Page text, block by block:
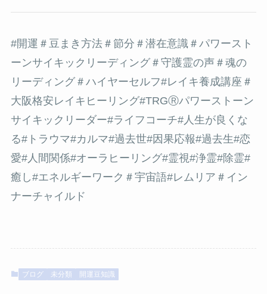
#開運＃豆まき方法＃節分＃潜在意識 ＃パワースト
ーンサイキックリーディング＃守護霊の声＃魂の
リーディング＃ハイヤーセルフ#レイキ養成講座＃
大阪格安レイキヒーリング#TRGⓇパワーストーン
サイキックリーダー#ライフコーチ#人生が良くな
る#トラウマ#カルマ#過去世#因果応報#過去生#恋
愛#人間関係#オーラヒーリング#霊視#浄霊#除霊#
癒し#エネルギーワーク ＃宇宙語#レムリア＃イン
ナーチャイルド
ブログ 未分類 開運豆知識